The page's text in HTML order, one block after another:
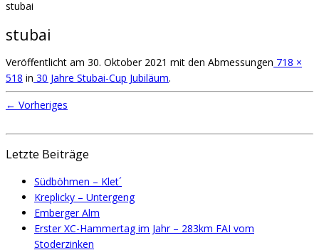
stubai
stubai
Veröffentlicht am 30. Oktober 2021 mit den Abmessungen 718 ×
518 in 30 Jahre Stubai-Cup Jubiläum.
← Vorheriges
Letzte Beiträge
Südböhmen – Klet´
Kreplicky – Untergeng
Emberger Alm
Erster XC-Hammertag im Jahr – 283km FAI vom
Stoderzinken